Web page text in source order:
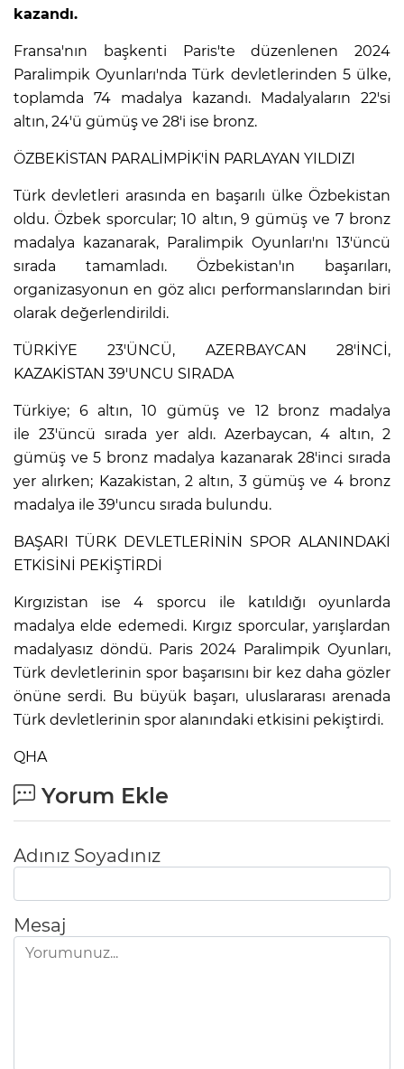
kazandı.
Fransa'nın başkenti Paris'te düzenlenen 2024
Paralimpik Oyunları'nda Türk devletlerinden 5 ülke,
toplamda 74 madalya kazandı. Madalyaların 22'si
altın, 24'ü gümüş ve 28'i ise bronz.
ÖZBEKİSTAN PARALİMPİK'İN PARLAYAN YILDIZI
Türk devletleri arasında en başarılı ülke Özbekistan
oldu. Özbek sporcular; 10 altın, 9 gümüş ve 7 bronz
madalya kazanarak, Paralimpik Oyunları'nı 13'üncü
sırada tamamladı. Özbekistan'ın başarıları,
organizasyonun en göz alıcı performanslarından biri
olarak değerlendirildi.
TÜRKİYE 23'ÜNCÜ, AZERBAYCAN 28'İNCİ,
KAZAKİSTAN 39'UNCU SIRADA
Türkiye; 6 altın, 10 gümüş ve 12 bronz madalya
ile 23'üncü sırada yer aldı. Azerbaycan, 4 altın, 2
gümüş ve 5 bronz madalya kazanarak 28'inci sırada
yer alırken; Kazakistan, 2 altın, 3 gümüş ve 4 bronz
madalya ile 39'uncu sırada bulundu.
BAŞARI TÜRK DEVLETLERİNİN SPOR ALANINDAKİ
ETKİSİNİ PEKİŞTİRDİ
Kırgızistan ise 4 sporcu ile katıldığı oyunlarda
madalya elde edemedi. Kırgız sporcular, yarışlardan
madalyasız döndü. Paris 2024 Paralimpik Oyunları,
Türk devletlerinin spor başarısını bir kez daha gözler
önüne serdi. Bu büyük başarı, uluslararası arenada
Türk devletlerinin spor alanındaki etkisini pekiştirdi.
QHA
Yorum Ekle
Adınız Soyadınız
Mesaj